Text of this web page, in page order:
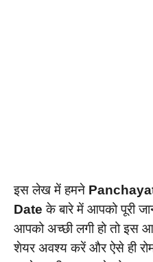
इस लेख में हमने
Dateके बारे में आपको पूरी
आपको अच्छी लगी हो तो इस
शेयर अवश्य करें और ऐसे ही